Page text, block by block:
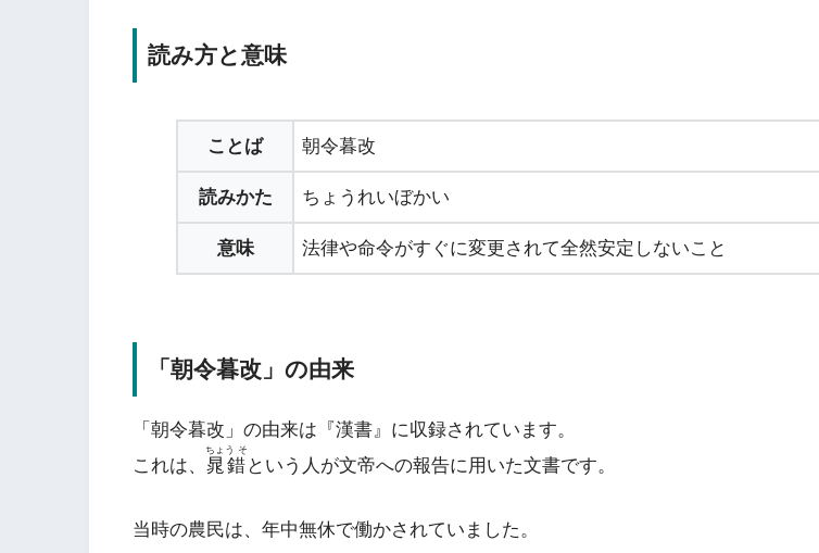
読み方と意味
ことば 朝令暮改
読みかた ちょうれいぼかい
意味 法律や命令がすぐに変更されて全然安定しないこと
「朝令暮改」の由来
「朝令暮改」の由来は『漢書』に収録されています。
これは、 晁錯
ちょう そ
という人が文帝への報告に用いた文書です。
当時の農民は、年中無休で働かされていました。